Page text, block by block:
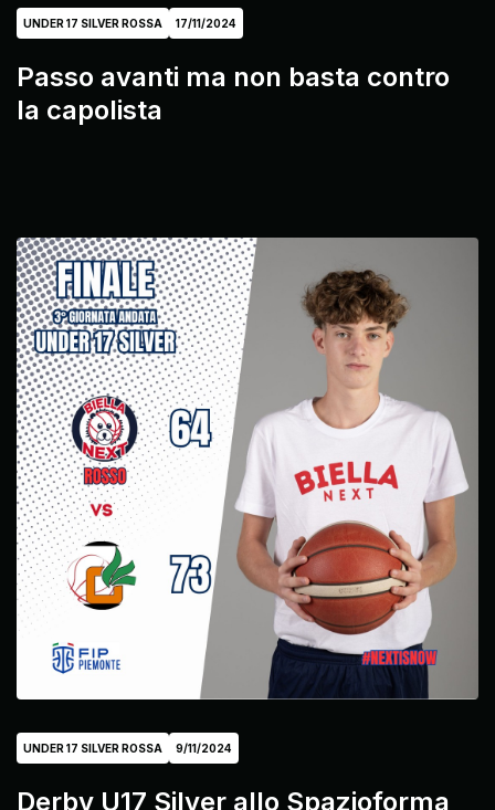
UNDER 17 SILVER ROSSA 17/11/2024
Passo avanti ma non basta contro
la capolista
UNDER 17 SILVER ROSSA 9/11/2024
Derby U17 Silver allo Spazioforma